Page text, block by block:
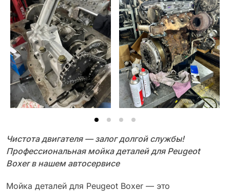
Чистота двигателя — залог долгой службы!
Профессиональная мойка деталей для Peugeot
Boxer в нашем автосервисе
Мойка деталей для Peugeot Boxer — это